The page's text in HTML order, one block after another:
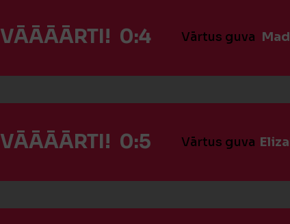
VĀĀĀĀRTI! 0:4 Vārtus guva
VĀĀĀĀRTI! 0:5 Vārtus guva